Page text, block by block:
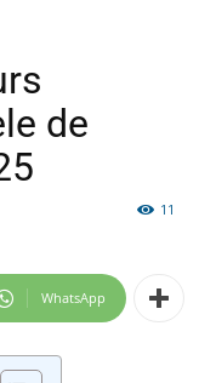
de
11
WhatsApp